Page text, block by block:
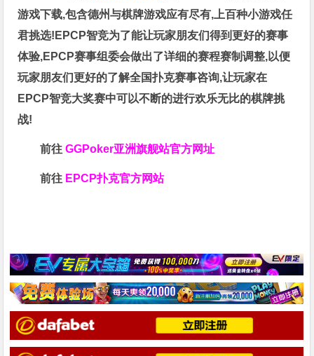
游戏下载,包含德州与棋牌游戏应有尽有,上百种小游戏任
君挑选!EPCP智竞为了能让玩家朋友们得到更好的赛事
体验,EPCP赛事组委会做出了详细的赛程赛制调整,以便
玩家朋友们更好的了解全国扑克赛事咨询,让玩家在
EPCP智竞大奖赛中可以不断的进行欢乐无比的棋牌挑
战!
前往GGPoker亚洲旗舰站官方网址
前往 EPCP扑克官方网站